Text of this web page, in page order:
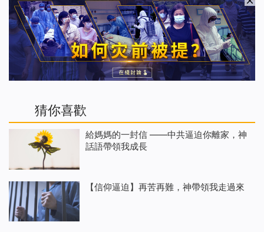
猜你喜歡
給媽媽的一封信 ——中共逼迫你離家，神
話語帶領我成長
【信仰逼迫】再苦再難，神帶領我走過來